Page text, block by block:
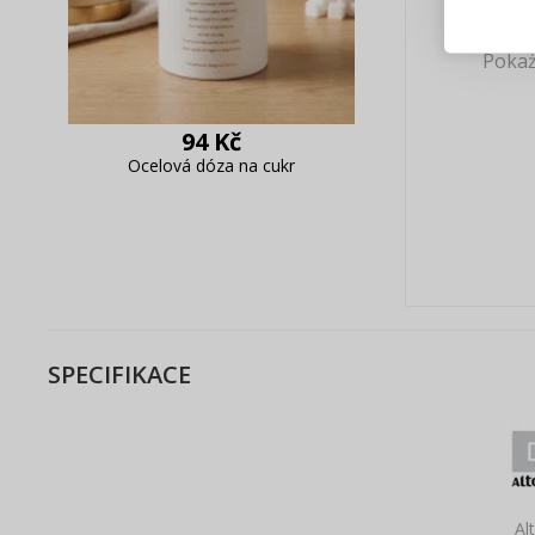
94 Kč
Ocelová dóza na cukr
SPECIFIKACE
Živý